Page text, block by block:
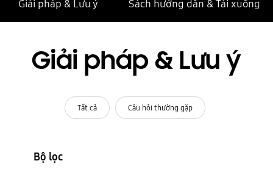
Giải pháp & Lưu ý Sách hướng dẫn & Tải xuống
Giải pháp & Lưu ý
Tất cả Câu hỏi thường gặp
Bộ lọc